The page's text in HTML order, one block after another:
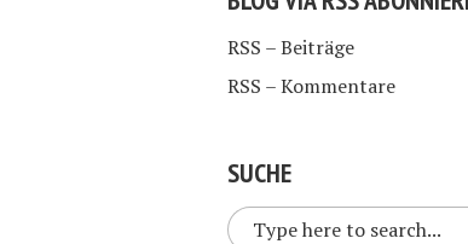
RSS – Beiträge
RSS – Kommentare
SUCHE